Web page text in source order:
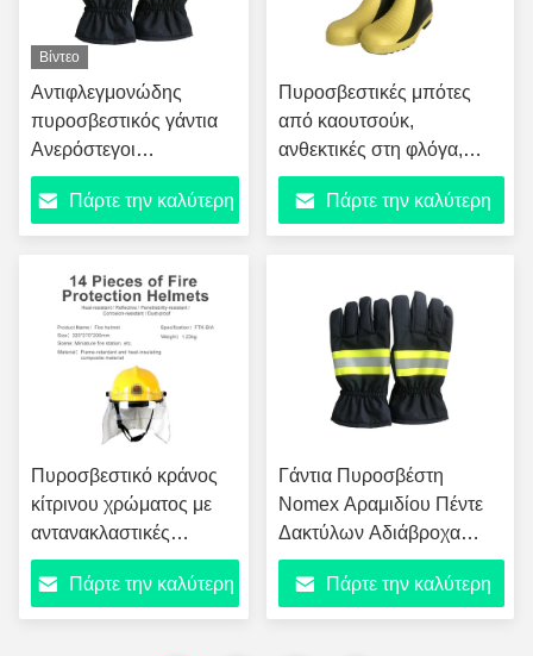
ανάγκης
Βίντεο
Αντιφλεγμονώδης
πυροσβεστικός γάντια
Ανερόστεγοι
αναπνευστικοί
αντιαδερμικοί γάντια
ασφαλείας με
Πάρτε την καλύτερη
Πυροσβεστικές μπότες
από καουτσούκ,
ανθεκτικές στη φλόγα,
αντιολισθητικά παπούτσια
πυροσβεστικής διάσωσης
Πάρτε την καλύτερη
Πυροσβεστικό κράνος
κίτρινου χρώματος με
αντανακλαστικές
λωρίδες ABS+PC
Πάρτε την καλύτερη
Γάντια Πυροσβέστη
Nomex Αραμιδίου Πέντε
Δακτύλων Αδιάβροχα
Αναπνέοντα Ανθεκτικά στη
Φλόγα 4 Προστασία για
Πυροσβεστική Έκτακτης
Πάρτε την καλύτερη